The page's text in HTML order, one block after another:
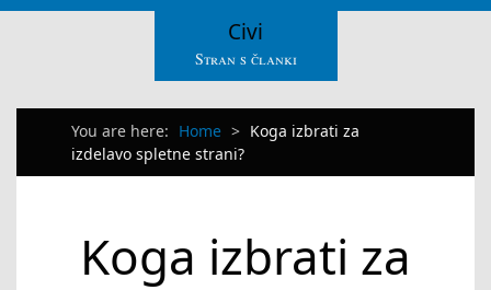
Civi
Stran s članki
You are here: Home > Koga izbrati za
izdelavo spletne strani?
Koga izbrati za